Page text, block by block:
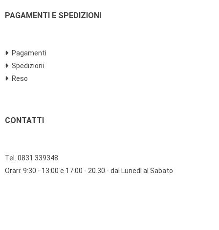
PAGAMENTI E SPEDIZIONI
Pagamenti
Spedizioni
Reso
CONTATTI
Tel. 0831 339348
Orari: 9:30 - 13:00 e 17:00 - 20.30 - dal Lunedì al Sabato